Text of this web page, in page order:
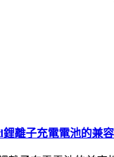
離子充電電池的兼